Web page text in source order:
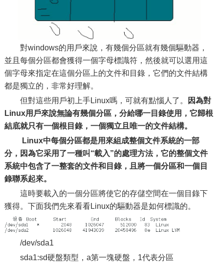
對windows的用戶來說，有幾個分區就有幾個驅動器，
並且每個分區都會獲得一個字母標識符，然後就可以選用這
個字母來指定在這個分區上的文件和目錄，它們的文件結構
都是獨立的，非常好理解。
但對這些用戶初上手Linux嗎，可就有點惱人了。
因為對
Linux用戶來說無論有幾個分區，分給哪一目錄使用，它歸根
結底就只有一個根目錄，一個獨立且唯一的文件結構。
Linux中每個分區都是用來組成整個文件系統的一部
分，因為它采用了一種叫“載入”的處理方法，它的整個文件
系統中包含了一整套的文件和目錄，且將一個分區和一個目
錄聯系起來。
這時要載入的一個分區將使它的存儲空間在一個目錄下
獲得。下面我們先來看看Linux的驅動器是如何標識的。
/dev/sda1
sda1:sd硬盤類型，a第一塊硬盤，1代表分區